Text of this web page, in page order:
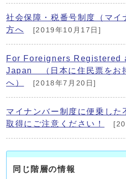
社会保障・税番号制度（マイ
方へ
[2019年10月17日]
For Foreigners Registered
Japan （日本に住民票をお
へ）
[2018年7月20日]
マイナンバー制度に便乗した
取得にご注意ください！
同じ階層の情報